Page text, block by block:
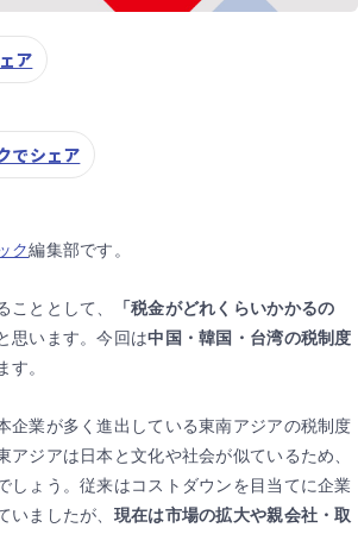
ア
でシェア
ク編集部です。
ととして、
「税金がどれくらいかかるの
思います。今回は中国・韓国・台湾の税制度
す。
企業が多く進出している東南アジアの税制度
アジアは日本と文化や社会が似ているため、
しょう。従来はコストダウンを目当てに企業
いましたが、 現在は市場の拡大や親会社・取